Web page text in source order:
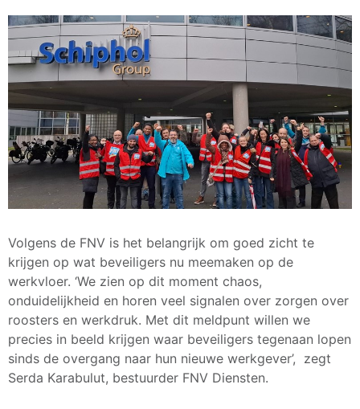
Volgens de FNV is het belangrijk om goed zicht te
krijgen op wat beveiligers nu meemaken op de
werkvloer. ‘We zien op dit moment chaos,
onduidelijkheid en horen veel signalen over zorgen over
roosters en werkdruk. Met dit meldpunt willen we
precies in beeld krijgen waar beveiligers tegenaan lopen
sinds de overgang naar hun nieuwe werkgever’, zegt
Serda Karabulut, bestuurder FNV Diensten.